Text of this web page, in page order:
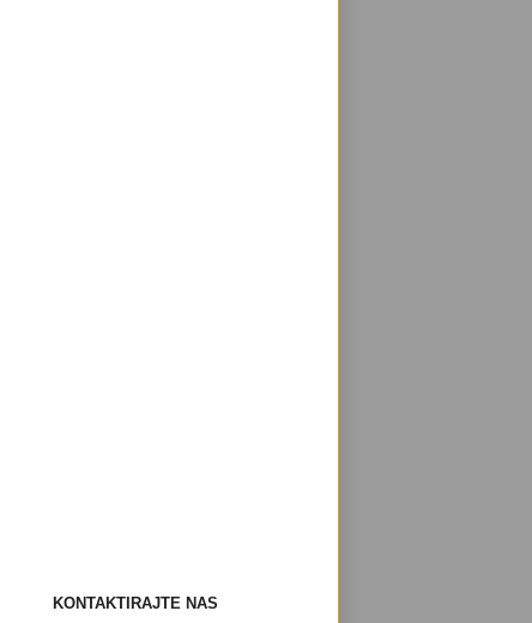
KONTAKTIRAJTE NAS